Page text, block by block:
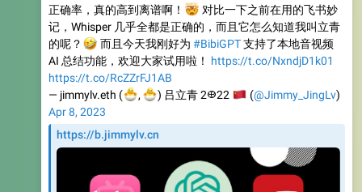
正确率，真的高到离谱啊！
🤯对比一下之前在用的飞书妙
记，Whisper 几乎全都是正确的，而且它怎么知道我叫立青
的呢？
而且今天我刚好为 #BibiGPT支持了本地音视频
AI 总结功能，欢迎大家试用啦！ https://t.co/NxndjD1k01
https://t.co/RcZZrFJ1AB
— jimmylv.eth (
🐣
,
🐣) 吕立青 2𐃏22 (@Jimmy_JingLv)
Apr 8, 2023
https://b.jimmylv.cn